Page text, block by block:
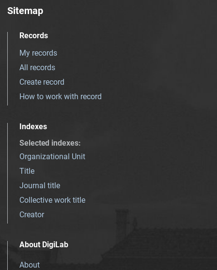
Sitemap
Records
My records
All records
Create record
How to work with record
Indexes
Selected indexes:
Organizational Unit
Title
Journal title
Collective work title
Creator
About DigiLab
About